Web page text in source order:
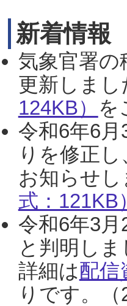
新着情報
気象官署の
更新しまし
124KB） を
令和6年6
りを修正
お知らせし
式：121KB）
令和6年3
と判明し
詳細は配信
りです。（